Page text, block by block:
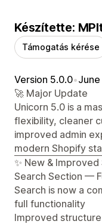
Készítette:
Támogatás kérése
Version 5.0.0•
🚀 Major Update
Unicorn 5.0 is a
flexibility, cleaner
improved admin
modern Shopify
✨ New &
Search Section —
Search is now a
full functionality
Improved